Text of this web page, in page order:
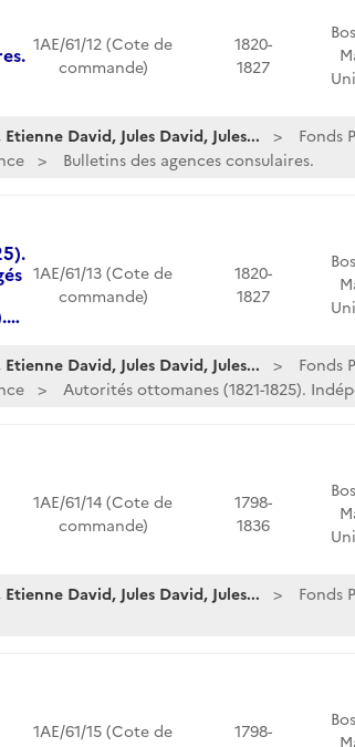
1AE/61/12 (Cote de
commande)
1820-
1827
David, Jules David, Jules...
Fonds
Bulletins des agences consulaires.
1AE/61/13 (Cote de
commande)
1820-
1827
David, Jules David, Jules...
Fonds
Autorités ottomanes (1821-1825).
1AE/61/14 (Cote de
commande)
1798-
1836
David, Jules David, Jules... Fonds
1AE/61/15 (Cote de
1798-